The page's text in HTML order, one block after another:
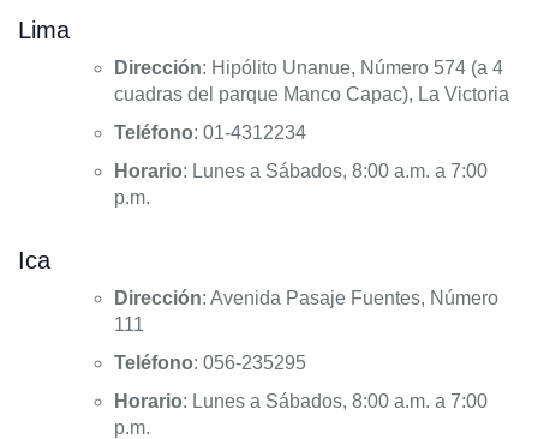
Lima
Dirección: Hipólito Unanue, Número 574 (a 4
cuadras del parque Manco Capac), La Victoria
Teléfono: 01-4312234
Horario: Lunes a Sábados, 8:00 a.m. a 7:00
p.m.
Ica
Dirección: Avenida Pasaje Fuentes, Número
111
Teléfono: 056-235295
Horario: Lunes a Sábados, 8:00 a.m. a 7:00
p.m.